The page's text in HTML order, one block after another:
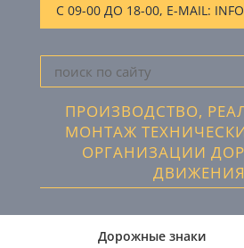
С 09-00 ДО 18-00, E-MAIL:
ПРОИЗВОДСТВО,
МОНТАЖ
ОРГАНИЗАЦИИ
ДВИЖЕНИЯ
Дорожные знаки